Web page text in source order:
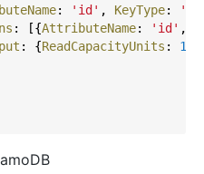
: 'id' , KeyType:
: [{AttributeName: 'id' ,
: {ReadCapacityUnits : 1